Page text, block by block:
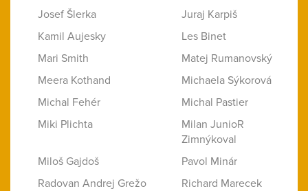
Josef Šlerka
Juraj Karpiš
Kamil Aujesky
Les Binet
Mari Smith
Matej Rumanovský
Meera Kothand
Michaela Sýkorová
Michal Fehér
Michal Pastier
Miki Plichta
Milan JunioR
Zimnýkoval
Miloš Gajdoš
Pavol Minár
Radovan Andrej Grežo
Richard Marecek